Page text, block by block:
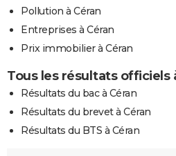
Pollution à Céran
Entreprises à Céran
Prix immobilier à Céran
Tous les résultats officiels
Résultats du bac à Céran
Résultats du brevet à Céran
Résultats du BTS à Céran